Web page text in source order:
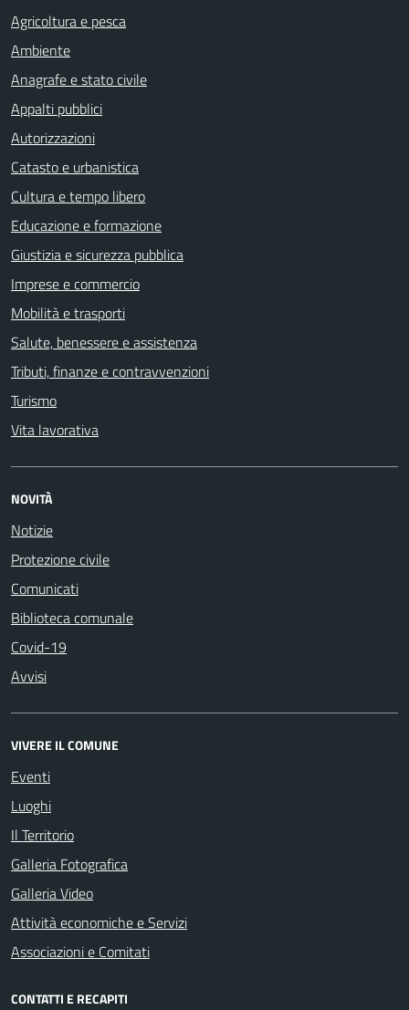
Agricoltura e pesca
Ambiente
Anagrafe e stato civile
Appalti pubblici
Autorizzazioni
Catasto e urbanistica
Cultura e tempo libero
Educazione e formazione
Giustizia e sicurezza pubblica
Imprese e commercio
Mobilità e trasporti
Salute, benessere e assistenza
Tributi, finanze e contravvenzioni
Turismo
Vita lavorativa
NOVITÀ
Notizie
Protezione civile
Comunicati
Biblioteca comunale
Covid-19
Avvisi
VIVERE IL COMUNE
Eventi
Luoghi
Il Territorio
Galleria Fotografica
Galleria Video
Attività economiche e Servizi
Associazioni e Comitati
CONTATTI E RECAPITI